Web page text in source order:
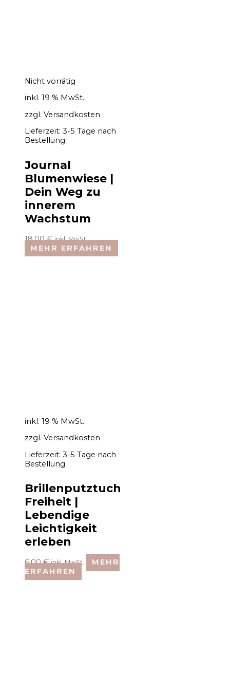
Nicht vorrätig
inkl. 19 % MwSt.
zzgl. Versandkosten
Lieferzeit: 3-5 Tage nach
Bestellung
Journal
Blumenwiese |
Dein Weg zu
innerem
Wachstum
18,00€ inkl. MwSt.
MEHR ERFAHREN
inkl. 19 % MwSt.
zzgl. Versandkosten
Lieferzeit: 3-5 Tage nach
Bestellung
Brillenputztuch
Freiheit |
Lebendige
Leichtigkeit
erleben
6,00€ inkl. MwSt.
MEHR
ERFAHREN